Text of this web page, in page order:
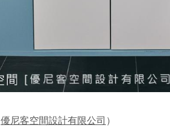
優尼客空間設計有限公司 ）